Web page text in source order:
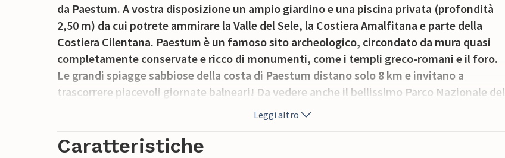
da Paestum. A vostra disposizione un ampio giardino e una piscina privata (profondità
2,50 m) da cui potrete ammirare la Valle del Sele, la Costiera Amalfitana e parte della
Costiera Cilentana. Paestum è un famoso sito archeologico, circondato da mura quasi
completamente conservate e ricco di monumenti, come i templi greco-romani e il foro.
Le grandi spiagge sabbiose della costa di Paestum distano solo 8 km e invitano a
trascorrere piacevoli giornate balneari! Da vedere anche il bellissimo Parco Nazionale del
Cilento (35 km) con i suoi musei e le incantevoli cittadine di Castellabate, Acciaroli e
Palinuro con il suo mare turchese e alcune delle spiagge più belle d'Italia.
Leggi altro
Caratteristiche